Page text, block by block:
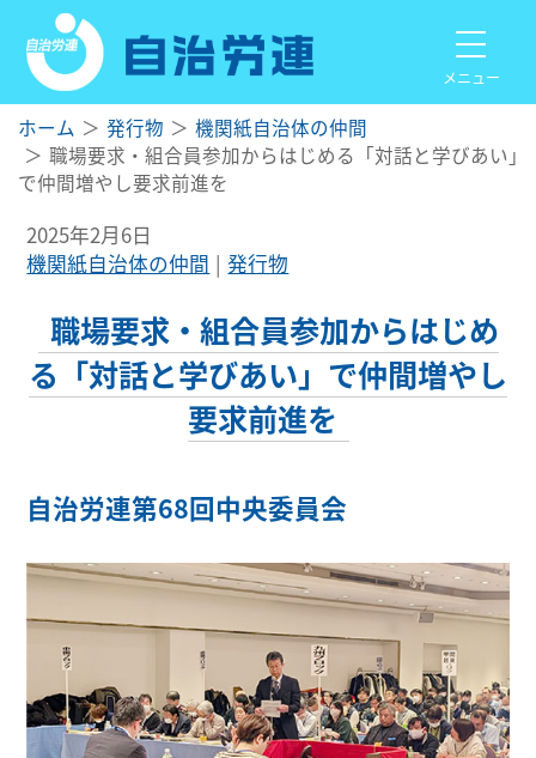
メニュー
ホーム 発行物
機関紙自治体の仲間
職場要求・組合員参加からはじめる「対話と学びあい」
で仲間増やし要求前進を
2025年2月6日
機関紙自治体の仲間
発行物
職場要求・組合員参加からはじめ
る「対話と学びあい」で仲間増やし
要求前進を
自治労連第68回中央委員会